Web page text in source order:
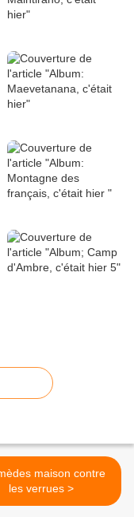
maison contre
les verrues >